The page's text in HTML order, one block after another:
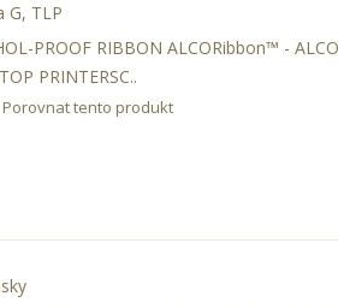
G, TLP
PROOF RIBBON ALCORibbon™ -
PRINTERSC..
Porovnat tento produkt